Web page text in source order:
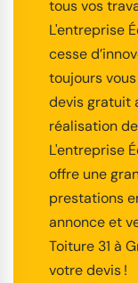
tous vos
L'entreprise
cesse
toujours
devis gratuit
réalisation
L'entreprise
offre une
prestations
annonce et
Toiture 31 à
votre devis !